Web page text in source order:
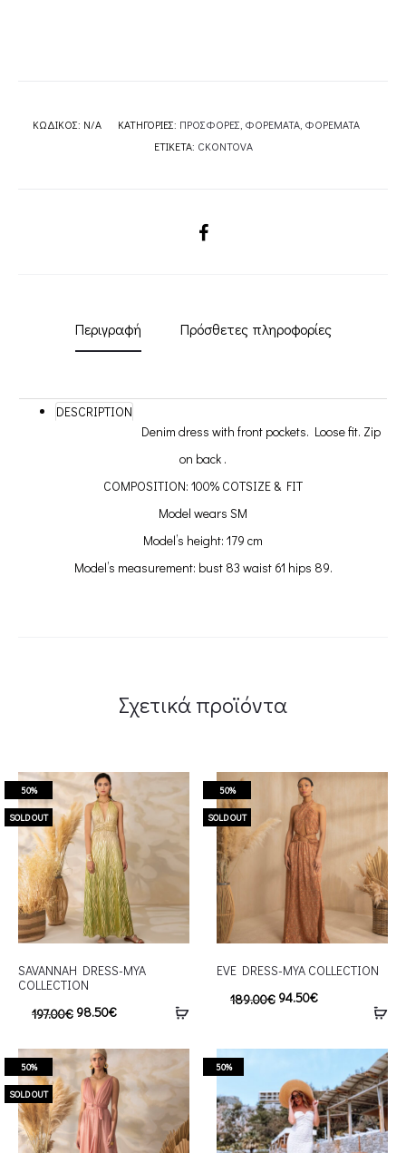
ΚΩΔΙΚΌΣ: N/A ΚΑΤΗΓΟΡΊΕΣ: ΠΡΟΣΦΟΡΕΣ ΦΟΡΕΜΑΤΑ ΦΟΡΕΜΑΤΑ
ΕΤΙΚΈΤΑ: CKONTOVA
SHARE
Περιγραφή Πρόσθετες πληροφορίες
DESCRIPTION
Denim dress with front pockets. Loose fit. Zip
on back .
COMPOSITION: 100% COTSIZE & FIT
Model wears SM
Model’s height: 179 cm
Model’s measurement: bust 83 waist 61 hips 89.
Σχετικά προϊόντα
50%
SOLD OUT
SAVANNAH DRESS-MYA
COLLECTION
197.00€ 98.50€
50%
SOLD OUT
EVE DRESS-MYA COLLECTION
189.00€ 94.50€
50%
SOLD OUT
50%